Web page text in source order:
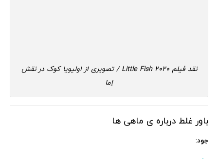
نقد فیلم 2020 Little Fish / تصویری از اولیویا کوک در نقش
اِما
باور غلط درباره ی ماهی ها
جود: